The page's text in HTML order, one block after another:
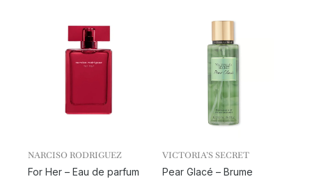
NARCISO RODRIGUEZ
For Her – Eau de parfum
VICTORIA’S SECRET
Pear Glacé – Brume